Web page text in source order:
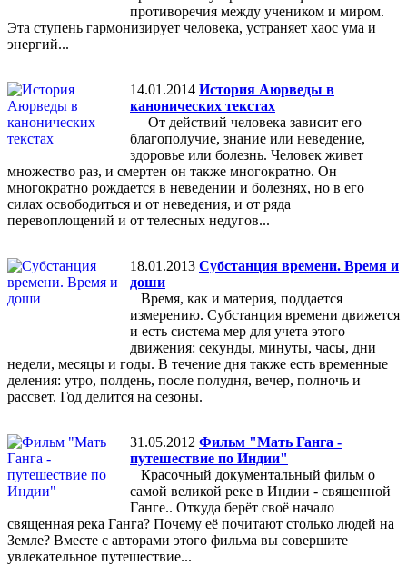
противоречия между учеником и миром.
Эта ступень гармонизирует человека, устраняет хаос ума и
энергий...
14.01.2014 История Аюрведы в
канонических текстах
От действий человека зависит его
благополучие, знание или неведение,
здоровье или болезнь. Человек живет
множество раз, и смертен он также многократно. Он
многократно рождается в неведении и болезнях, но в его
силах освободиться и от неведения, и от ряда
перевоплощений и от телесных недугов...
18.01.2013 Субстанция времени. Время и
доши
Время, как и материя, поддается
измерению. Субстанция времени движется
и есть система мер для учета этого
движения: секунды, минуты, часы, дни
недели, месяцы и годы. В течение дня также есть временные
деления: утро, полдень, после полудня, вечер, полночь и
рассвет. Год делится на сезоны.
31.05.2012 Фильм "Мать Ганга -
путешествие по Индии"
Красочный документальный фильм о
самой великой реке в Индии - священной
Ганге.. Откуда берёт своё начало
священная река Ганга? Почему её почитают столько людей на
Земле? Вместе с авторами этого фильма вы совершите
увлекательное путешествие...